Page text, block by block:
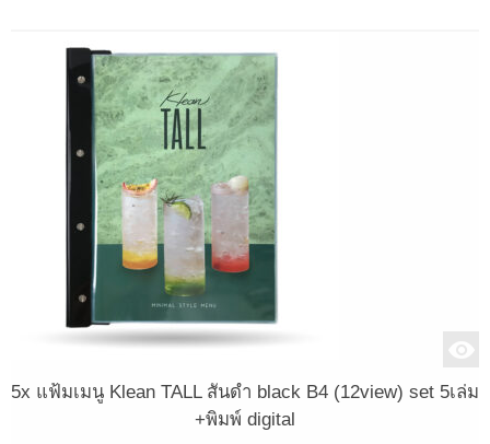
5x แฟ้มเมนู Klean TALL สันดำ black B4 (12view) set 5เล่ม
+พิมพ์ digital